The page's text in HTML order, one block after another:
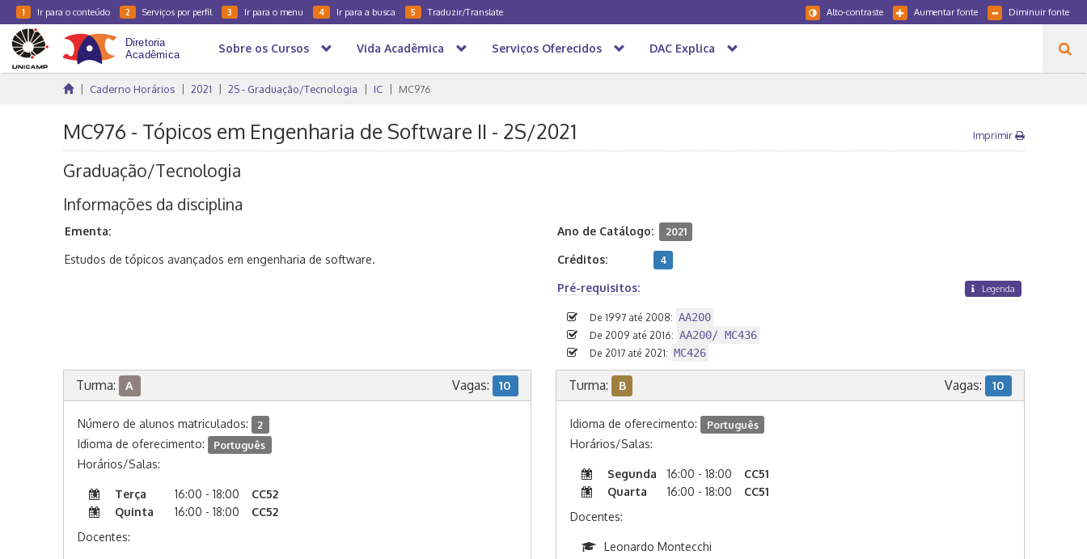
1 Ir para o conteúdo 2 Serviços por perfil 3 Ir para o menu 4 Ir para a busca 5 Traduzir/Translate Diminuir fonte
Aumentar fonte
Alto-contraste
Sobre os Cursos Vida Acadêmica Serviços Oferecidos DAC Explica
Caderno Horários 2021 2S - Graduação/Tecnologia IC MC976
MC976 - Tópicos em Engenharia de Software II - 2S/2021 Imprimir
Graduação/Tecnologia
Informações da disciplina
Ementa:
Estudos de tópicos avançados em engenharia de software.
Ano de Catálogo: 2021
Créditos: 4
Pré-requisitos: Legenda
De 1997 até 2008: AA200
De 2009 até 2016: AA200/ MC436
De 2017 até 2021: MC426
Turma: A Vagas: 10
Número de alunos matriculados: 2
Idioma de oferecimento: Português
Horários/Salas:
Terça 16:00 - 18:00
CC52
Quinta
16:00 - 18:00
CC52
Docentes:
Turma: B Vagas: 10
Idioma de oferecimento: Português
Horários/Salas:
Segunda 16:00 - 18:00
CC51
Quarta
16:00 - 18:00
CC51
Docentes:
Leonardo Montecchi